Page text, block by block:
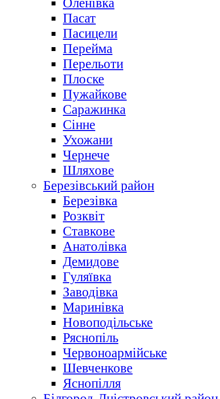
Оленівка
Пасат
Пасицели
Перейма
Перельоти
Плоске
Пужайкове
Саражинка
Сінне
Ухожани
Чернече
Шляхове
Березівський район
Березівка
Розквіт
Ставкове
Анатолівка
Демидове
Гуляївка
Заводівка
Маринівка
Новоподільське
Ряснопіль
Червоноармійське
Шевченкове
Яснопілля